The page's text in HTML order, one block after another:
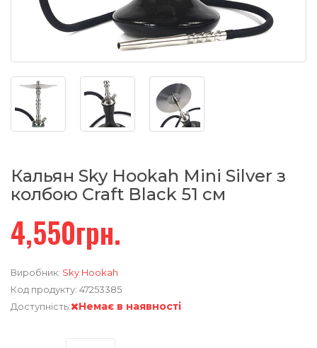
Кальян Sky Hookah Mini Silver з
колбою Craft Black 51 см
4,550грн.
Виробник: Sky Hookah
Код продукту: 47253385
Доступність:
Немає в наявності